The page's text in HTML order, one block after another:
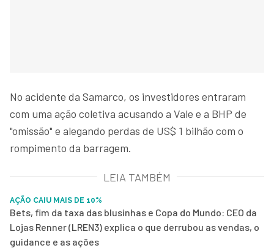
No acidente da Samarco, os investidores entraram
com uma ação coletiva acusando a Vale e a BHP de
"omissão" e alegando perdas de US$ 1 bilhão com o
rompimento da barragem.
LEIA TAMBÉM
AÇÃO CAIU MAIS DE 10%
Bets, fim da taxa das blusinhas e Copa do Mundo: CEO da
Lojas Renner (LREN3) explica o que derrubou as vendas, o
guidance e as ações